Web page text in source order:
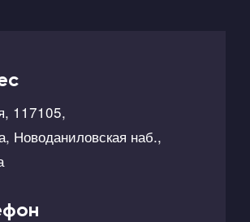
117105,
Новоданиловская наб.,